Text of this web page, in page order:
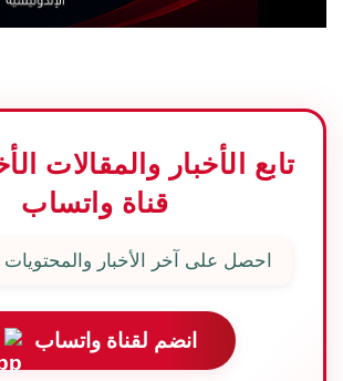
تابع الأخبار والمقالات
قناة واتساب
احصل على آخر الأخبار
انضم لقناة واتساب